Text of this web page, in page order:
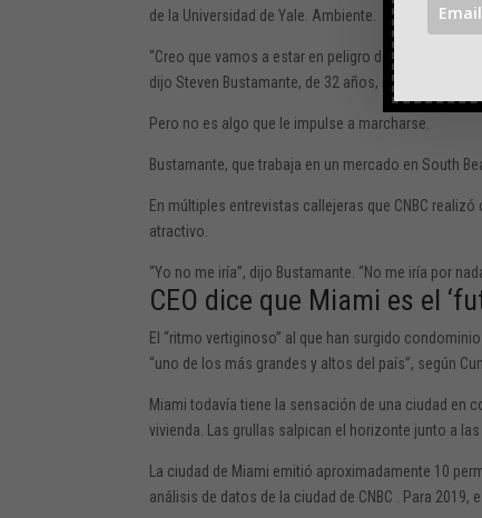
de la Universidad de Yale. Ambiente.
“Creo que vamos a estar en peligro de perder tierra
dijo Steven Bustamante, de 32 años, residente de
Pero no es algo que le impulse a marcharse.
Bustamante, que trabaja en un mercado en South
En múltiples entrevistas callejeras que CNBC
atractivo.
“Yo no me iría”, dijo Bustamante. “No me iría por
CEO dice que Miami es el
El “ritmo vertiginoso” al que han surgido
“uno de los más grandes y altos del país”, según
Miami todavía tiene la sensación de una ciudad en
vivienda. Las grullas salpican el horizonte junto a
La ciudad de Miami emitió aproximadamente 10
análisis de datos de la ciudad de CNBC . Para